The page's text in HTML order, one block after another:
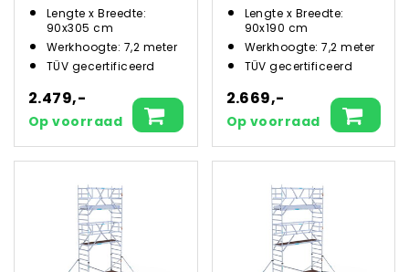
Lengte x Breedte:
90x305 cm
Werkhoogte: 7,2 meter
TÜV gecertificeerd
2.479,-
Op voorraad
Lengte x Breedte:
90x190 cm
Werkhoogte: 7,2 meter
TÜV gecertificeerd
2.669,-
Op voorraad